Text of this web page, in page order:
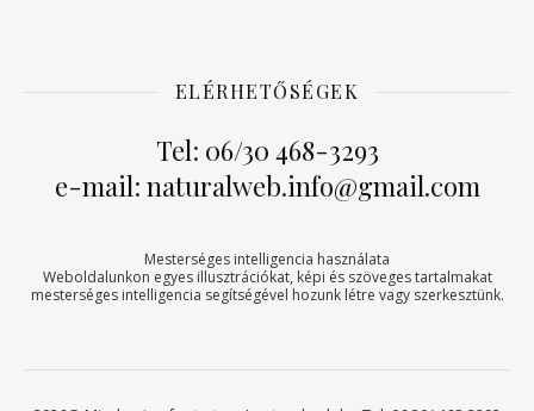
ELÉRHETŐSÉGEK
Tel: 06/30 468-3293
e-mail: naturalweb.info@gmail.com
Mesterséges intelligencia használata
Weboldalunkon egyes illusztrációkat, képi és szöveges tartalmakat
mesterséges intelligencia segítségével hozunk létre vagy szerkesztünk.